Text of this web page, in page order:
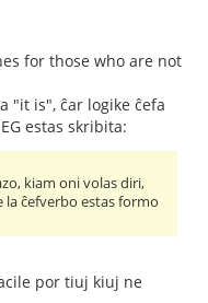
for those who are not
"it is", ĉar logike ĉefa
estas skribita:
kiam oni volas diri,
la ĉefverbo estas formo
por tiuj kiuj ne